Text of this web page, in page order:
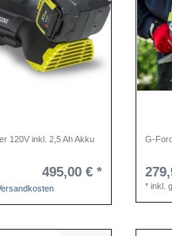
120V inkl. 2,5 Ah Akku
495,00 € *
G-
*inkl.